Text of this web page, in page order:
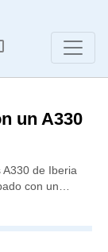
un A330
A330 de Iberia
con un…